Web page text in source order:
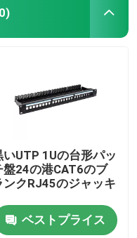
いUTP 1Uの台形パッ
盤24の港CAT6のブ
ンクRJ45のジャッキ
ベストプライス